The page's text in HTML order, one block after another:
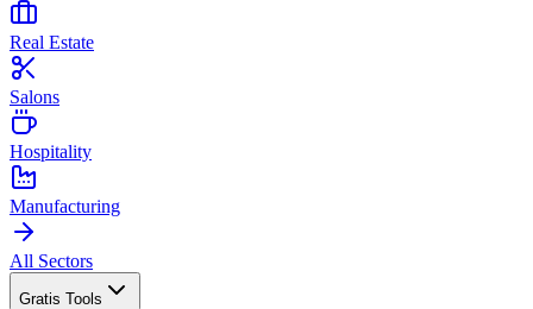
Real Estate
Salons
Hospitality
Manufacturing
All Sectors
Gratis Tools